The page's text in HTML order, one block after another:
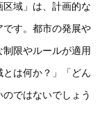
域」は、計画的な
です。都市の発展や
限やルールが適用
は何か？」「どん
ではないでしょう